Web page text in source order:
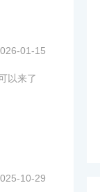
01-15
以来了
10-29